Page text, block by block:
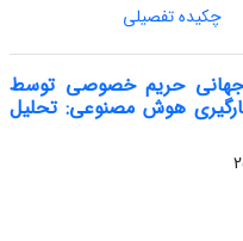
چکیده تفصیلی
جهانی حریم خصوصی توسط
هوش مصنوعی: تحلیل